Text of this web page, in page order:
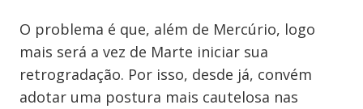
O problema é que, além de Mercúrio, logo
mais será a vez de Marte iniciar sua
retrogradação. Por isso, desde já, convém
adotar uma postura mais cautelosa nas